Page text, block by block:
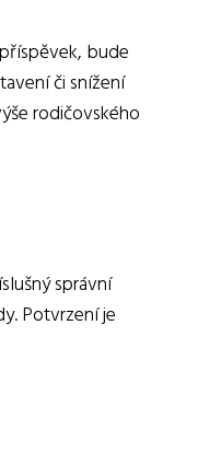
bude
či snížení
rodičovského
správní
Potvrzení je